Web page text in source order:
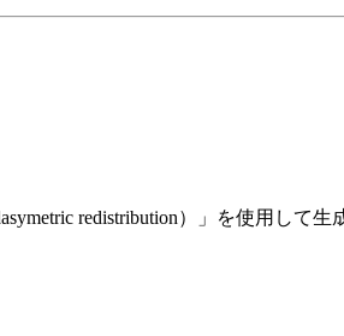
redistribution）」を使用して